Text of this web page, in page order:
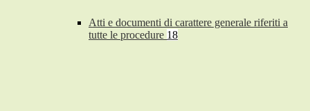
Atti e documenti di carattere generale riferiti a
tutte le procedure 18